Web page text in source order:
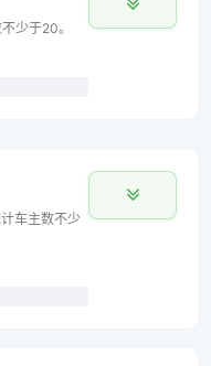
少于20。
车主数不少